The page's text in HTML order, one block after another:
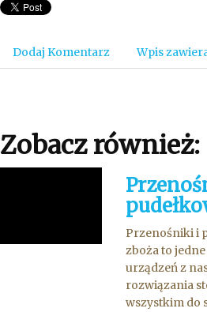
Dodaj Komentarz Wpis
Zobacz również:
Przenośniki i
zboża to
urządzeń z
rozwiązania
wszystkim do